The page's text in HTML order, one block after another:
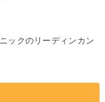
ックのリーディンカン